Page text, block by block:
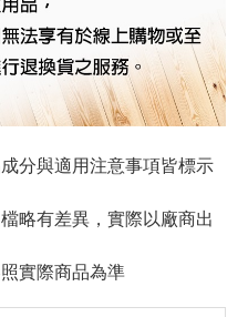
分與適用注意事項皆標示
略有差異，實際以廠商出
實際商品為準